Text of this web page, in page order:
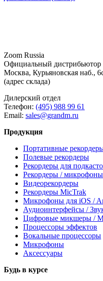
Zoom Russia
Официальный дистрибьютор
Москва, Курьяновская наб.,
(адрес склада)
Дилерский отдел
Телефон: (495) 988 99 61
Email: sales@grandm.ru
Продукция
Портативные
Полевые рекордеры
Рекордеры для
Рекордеры /
Видеорекордеры
Рекордеры MicTrak
Микрофоны для iOS /
Аудиоинтерфейсы /
Цифровые микшеры /
Процессоры эффектов
Вокальные процессоры
Микрофоны
Аксессуары
Будь в курсе